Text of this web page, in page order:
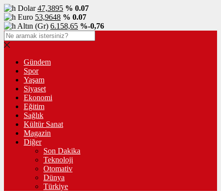
Dolar47,3895 % 0.07
Euro 53,9648 % 0.07
Altın (Gr) 6.158,65 %-0,76
Gündem
Spor
Yaşam
Siyaset
Ekonomi
Eğitim
Sağlık
Kültür Sanat
Magazin
Diğer
Son Dakika
Teknoloji
Otomativ
Dünya
Türkiye